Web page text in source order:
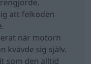
att felkoden
när motorn
kvävde sig själv.
som den alltid